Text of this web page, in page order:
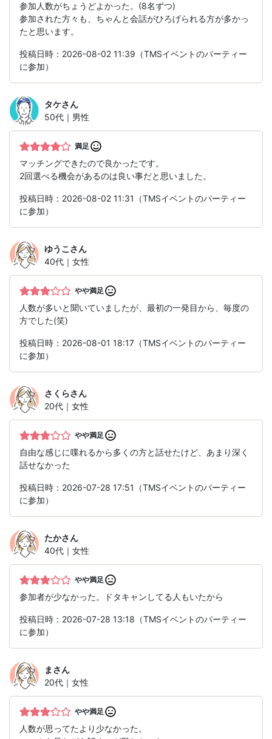
参加人数がちょうどよかった。(8名ずつ)
参加された方々も、ちゃんと会話がひろげられる方が多かっ
たと思います。
投稿日時：2026-08-02 11:39（TMSイベントのパーティー
に参加）
タケさん
50代｜男性
満足
マッチングできたので良かったです。
2回選べる機会があるのは良い事だと思いました。
投稿日時：2026-08-02 11:31（TMSイベントのパーティー
に参加）
ゆうこ さん
40代｜女性
やや満足
人数が多いと聞いていましたが、最初の一発目から、毎度の
方でした(笑)
投稿日時：2026-08-01 18:17（TMSイベントのパーティー
に参加）
さくらさん
20代｜女性
やや満足
自由な感じに喋れるから多くの方と話せたけど、あまり深く
話せなかった
投稿日時：2026-07-28 17:51（TMSイベントのパーティー
に参加）
たかさん
40代｜女性
やや満足
参加者が少なかった。ドタキャンしてる人もいたから
投稿日時：2026-07-28 13:18（TMSイベントのパーティー
に参加）
ま さん
20代｜女性
やや満足
人数が思ってたより少なかった。